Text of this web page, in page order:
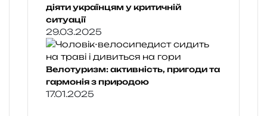
діяти українцям у критичній
ситуації
29.03.2025
Велотуризм: активність, пригоди та
гармонія з природою
17.01.2025